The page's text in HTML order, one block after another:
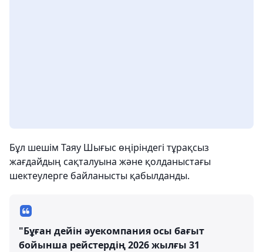
Бұл шешім Таяу Шығыс өңіріндегі тұрақсыз
жағдайдың сақталуына және қолданыстағы
шектеулерге байланысты қабылданды.
"Бұған дейін әуекомпания осы бағыт
бойынша рейстердің 2026 жылғы 31